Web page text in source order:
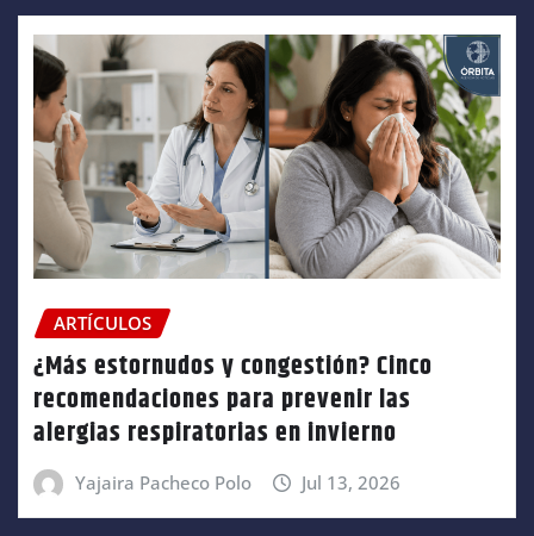
ARTÍCULOS
¿Más estornudos y congestión? Cinco
recomendaciones para prevenir las
alergias respiratorias en invierno
Yajaira Pacheco Polo Jul 13, 2026